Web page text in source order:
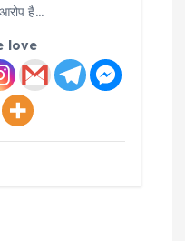
आरोप है…
love